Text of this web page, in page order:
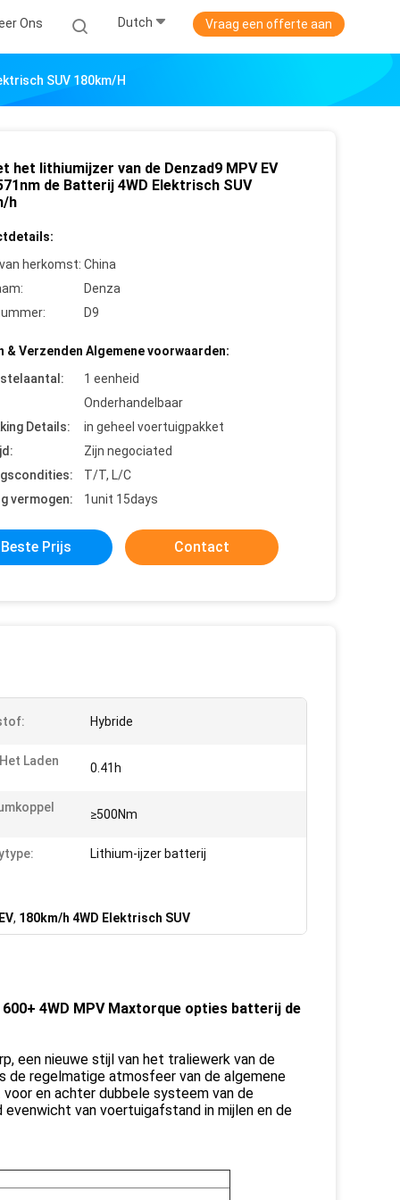
Ons Dutch Vraag een offerte aan
SUV 180km/h
het lithiumijzer van de Denzad9 MPV EV
de Batterij 4WD Elektrisch SUV
h
herkomst: China
Denza
D9
& Verzenden Algemene voorwaarden:
1 eenheid
Onderhandelbaar
Details:
in geheel voertuigpakket
Zijn negociated
T/T, L/C
vermogen:
1unit 15days
Beste Prijs Contact
Hybride
Laden 0.41h
≥500Nm
Lithium-ijzer batterij
, 180km/h 4WD Elektrisch SUV
4WD MPV Maxtorque opties batterij de
een nieuwe stijl van het traliewerk van de
de regelmatige atmosfeer van de algemene
en achter dubbele systeem van de
van voertuigafstand in mijlen en de